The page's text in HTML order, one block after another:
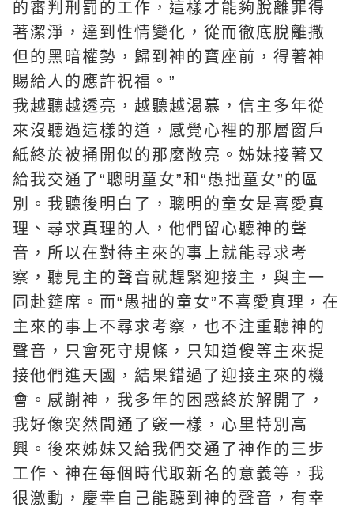
的審判刑罰的工作，這樣才能夠脫離罪得
著潔淨，達到性情變化，從而徹底脫離撒
但的黑暗權勢，歸到神的寶座前，得著神
賜給人的應許祝福。”
我越聽越透亮，越聽越渴慕，信主多年從
來沒聽過這樣的道，感覺心裡的那層窗戶
紙終於被捅開似的那麼敞亮。姊妹接著又
給我交通了“聰明童女”和“愚拙童女”的區
別。我聽後明白了，聰明的童女是喜愛真
理 、尋求真理的人，他們留心聽神的聲
音，所以在對待主來的事上就能尋求考
察，聽見主的聲音就趕緊迎接主，與主一
同赴筵席。而“愚拙的童女”不喜愛真理，在
主來的事上不尋求考察，也不注重聽神的
聲音，只會死守規條，只知道傻等主來提
接他們進天國，結果錯過了迎接主來的機
會。感謝神，我多年的困惑終於解開了，
我好像突然間通了竅一樣，心里特別高
興。後來姊妹又給我們交通了神作的三步
工作、神在每個時代取新名的意義等，我
很激動，慶幸自己能聽到神的聲音，有幸